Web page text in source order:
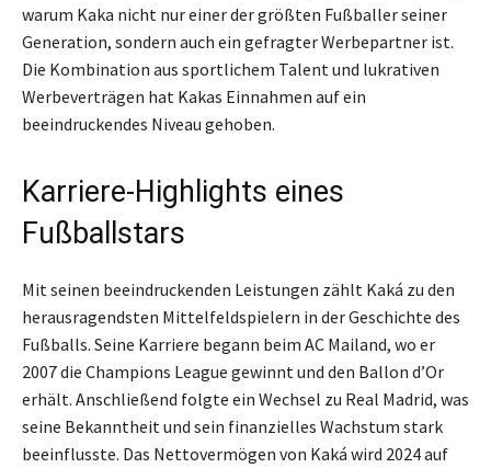
warum Kaka nicht nur einer der größten Fußballer seiner
Generation, sondern auch ein gefragter Werbepartner ist.
Die Kombination aus sportlichem Talent und lukrativen
Werbeverträgen hat Kakas Einnahmen auf ein
beeindruckendes Niveau gehoben.
Karriere-Highlights eines
Fußballstars
Mit seinen beeindruckenden Leistungen zählt Kaká zu den
herausragendsten Mittelfeldspielern in der Geschichte des
Fußballs. Seine Karriere begann beim AC Mailand, wo er
2007 die Champions League gewinnt und den Ballon d’Or
erhält. Anschließend folgte ein Wechsel zu Real Madrid, was
seine Bekanntheit und sein finanzielles Wachstum stark
beeinflusste. Das Nettovermögen von Kaká wird 2024 auf